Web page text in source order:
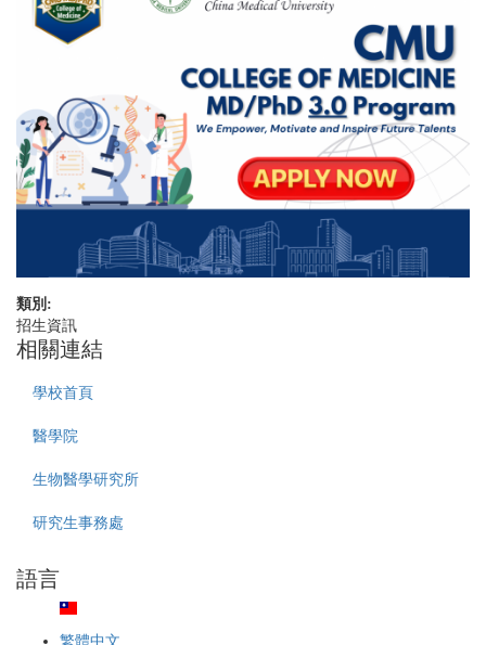
類別:
招生資訊
相關連結
學校首頁
醫學院
生物醫學研究所
研究生事務處
語言
繁體中文